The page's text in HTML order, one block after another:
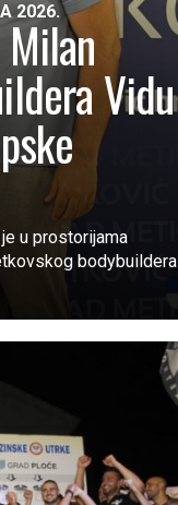
2026.
Vidu
u prostorijama
bodybuildera